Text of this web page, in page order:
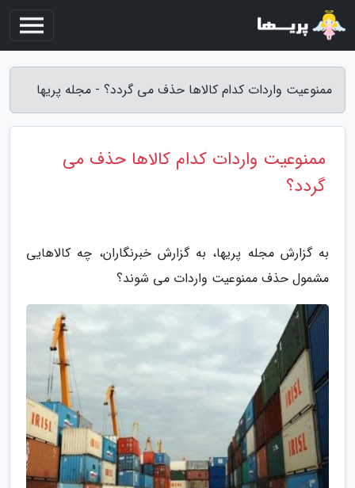
ممنوعیت واردات کدام کالاها حذف می گردد؟ - مجله پریها
ممنوعیت واردات کدام کالاها حذف می
گردد؟
به گزارش مجله پریها، به گزارش خبرنگاران، چه کالاهایی
مشمول حذف ممنوعیت واردات می شوند؟